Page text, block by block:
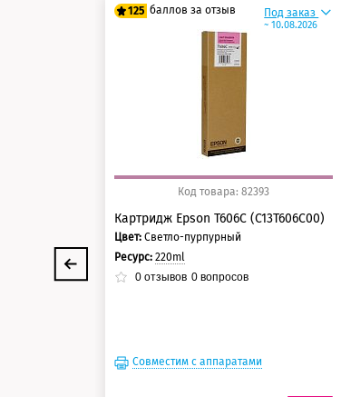
125 баллов за отзыв Под заказ
~ 10.08.2026
Код товара: 82393
Картридж Epson T606C (C13T606C00)
Цвет: Светло-пурпурный
Ресурс:220ml
0 отзывов 0 вопросов
Совместим с аппаратами